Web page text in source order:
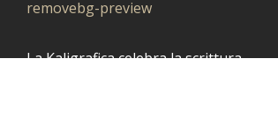
La Kaligrafica celebra la scrittura